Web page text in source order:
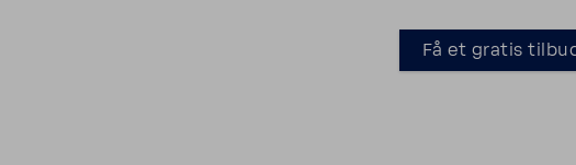
Få et gratis